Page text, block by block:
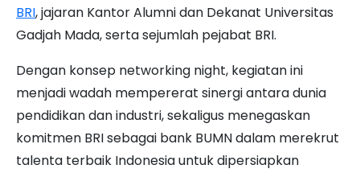
BRI, jajaran Kantor Alumni dan Dekanat Universitas
Gadjah Mada, serta sejumlah pejabat BRI.
Dengan konsep networking night, kegiatan ini
menjadi wadah mempererat sinergi antara dunia
pendidikan dan industri, sekaligus menegaskan
komitmen BRI sebagai bank BUMN dalam merekrut
talenta terbaik Indonesia untuk dipersiapkan